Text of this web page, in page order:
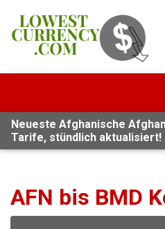
Neueste Afghanische
Tarife, stündlich aktualisiert!
AFN bis BMD